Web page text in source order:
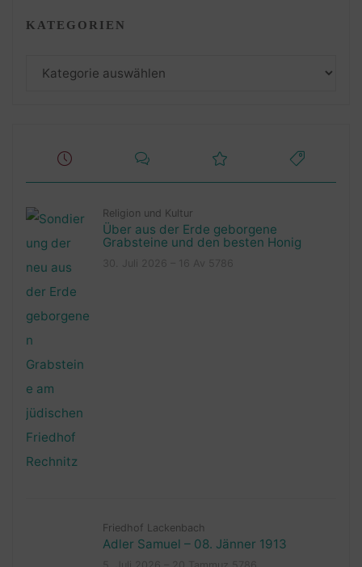
KATEGORIEN
Religion und Kultur
Über aus der Erde geborgene
Grabsteine und den besten Honig
Friedhof Lackenbach
Adler Samuel – 08. Jänner 1913